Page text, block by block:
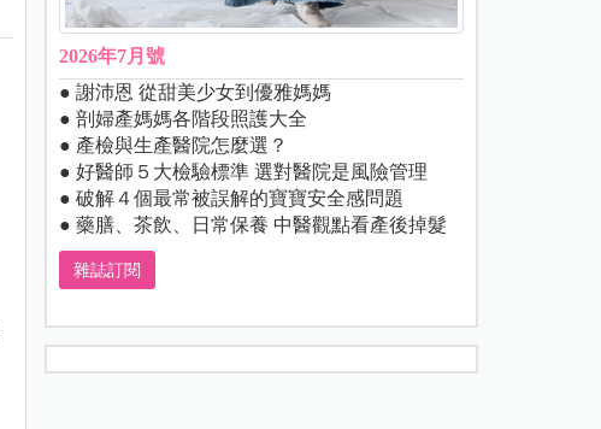
2026年7月號
● 謝沛恩 從甜美少女到優雅媽媽
● 剖婦產媽媽各階段照護大全
● 產檢與生產醫院怎麼選？
● 好醫師５大檢驗標準 選對醫院是風險管理
● 破解４個最常被誤解的寶寶安全感問題
● 藥膳、茶飲、日常保養 中醫觀點看產後掉髮
雜誌訂閱